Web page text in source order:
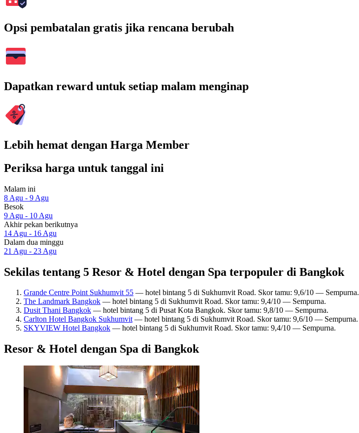
Opsi pembatalan gratis jika rencana berubah
Dapatkan reward untuk setiap malam menginap
Lebih hemat dengan Harga Member
Periksa harga untuk tanggal ini
Malam ini
8 Agu - 9 Agu
Besok
9 Agu - 10 Agu
Akhir pekan berikutnya
14 Agu - 16 Agu
Dalam dua minggu
21 Agu - 23 Agu
Sekilas tentang 5 Resor & Hotel dengan Spa terpopuler di Bangkok
Grande Centre Point Sukhumvit 55 — hotel bintang 5 di Sukhumvit Road. Skor tamu: 9,6/10 — Sempurna.
The Landmark Bangkok — hotel bintang 5 di Sukhumvit Road. Skor tamu: 9,4/10 — Sempurna.
Dusit Thani Bangkok — hotel bintang 5 di Pusat Kota Bangkok. Skor tamu: 9,8/10 — Sempurna.
Carlton Hotel Bangkok Sukhumvit— hotel bintang 5 di Sukhumvit Road. Skor tamu: 9,6/10 — Sempurna.
SKYVIEW Hotel Bangkok — hotel bintang 5 di Sukhumvit Road. Skor tamu: 9,4/10 — Sempurna.
Resor & Hotel dengan Spa di Bangkok